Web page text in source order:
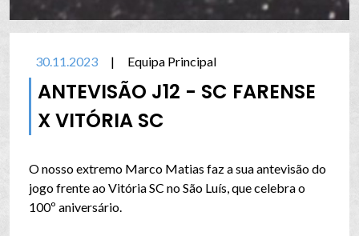
30.11.2023 | Equipa Principal
ANTEVISÃO J12 - SC FARENSE
X VITÓRIA SC
O nosso extremo Marco Matias faz a sua antevisão do
jogo frente ao Vitória SC no São Luís, que celebra o
100º aniversário.